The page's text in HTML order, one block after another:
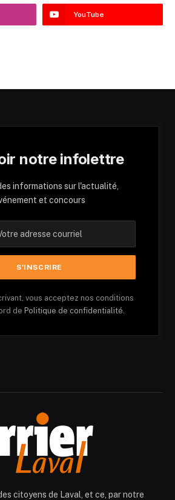
YouTube
notre infolettre
informations sur l'actualité,
et concours
vous acceptez nos conditions
de Politique de confidentialité.
citoyens de Laval, et ce, par notre